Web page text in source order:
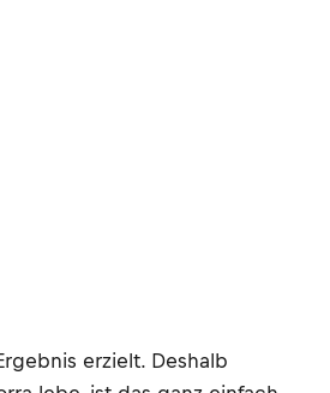
erzielt. Deshalb